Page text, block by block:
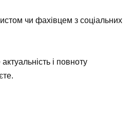
чи фахівцем з соціальних
і повноту